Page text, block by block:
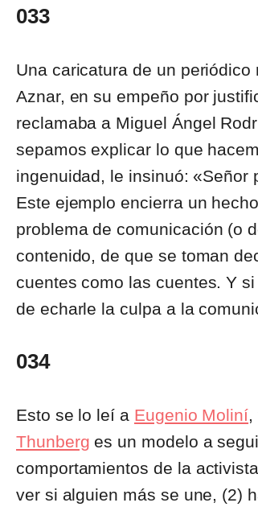
033
Una caricatura de un
Aznar, en su empeño por
reclamaba a Miguel Ángel
sepamos explicar lo que
ingenuidad, le insinuó:
Este ejemplo encierra un
problema de comunicación (o
contenido, de que se toman
cuentes como las cuentes. Y
de echarle la culpa a la
034
Esto se lo leí a Eugenio Moliní,
Thunberg es un modelo a
comportamientos de la
ver si alguien más se une, (2)